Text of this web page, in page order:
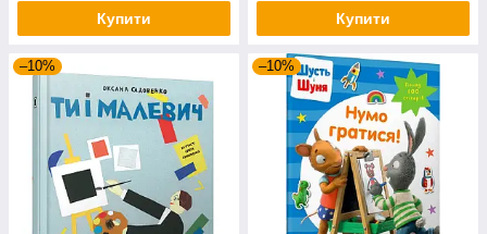
Купити Купити
–10% –10%